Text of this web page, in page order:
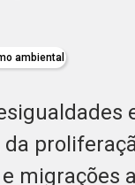
ambiental
migrações